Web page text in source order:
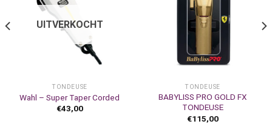
UITVERKOCHT
TONDEUSE
Wahl – Super Taper Corded
€43,00
TONDEUSE
BABYLISS PRO GOLD FX
TONDEUSE
€115,00